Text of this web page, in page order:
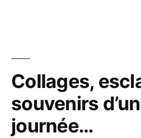
Collages,
souvenirs
journée…